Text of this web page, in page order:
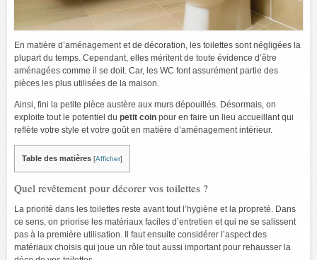
En matière d’aménagement et de décoration, les toilettes sont négligées la
plupart du temps. Cependant, elles méritent de toute évidence d’être
aménagées comme il se doit. Car, les WC font assurément partie des
pièces les plus utilisées de la maison.
Ainsi, fini la petite pièce austère aux murs dépouillés. Désormais, on
exploite tout le potentiel du petit coin pour en faire un lieu accueillant qui
reflète votre style et votre goût en matière d’aménagement intérieur.
Table des matières [Afficher]
Quel revêtement pour décorer vos toilettes ?
La priorité dans les toilettes reste avant tout l’hygiène et la propreté. Dans
ce sens, on priorise les matériaux faciles d’entretien et qui ne se salissent
pas à la première utilisation. Il faut ensuite considérer l’aspect des
matériaux choisis qui joue un rôle tout aussi important pour rehausser la